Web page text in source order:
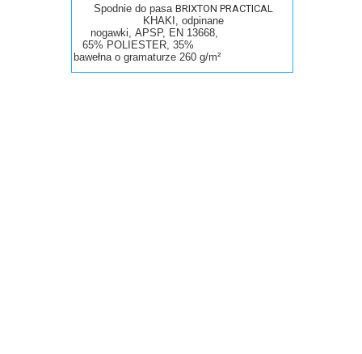
Spodnie do pasa BRIXTON PRACTICAL
KHAKI, odpinane
nogawki, APSP, EN 13668,
65% POLIESTER, 35%
bawełnao gramaturze 260 g/m²